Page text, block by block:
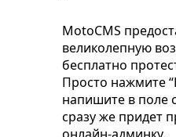
MotoCMS
великолепную
бесплатно
Просто нажмите
напишите в поле
сразу же придет